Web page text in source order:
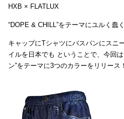
HXB × FLATLUX
“DOPE & CHILL”をテーマにユルく蠢
キャップにTシャツにバスパンにスニ
イルを日本でも ということで、今回
ン”をテーマに3つのカラーをリリース！